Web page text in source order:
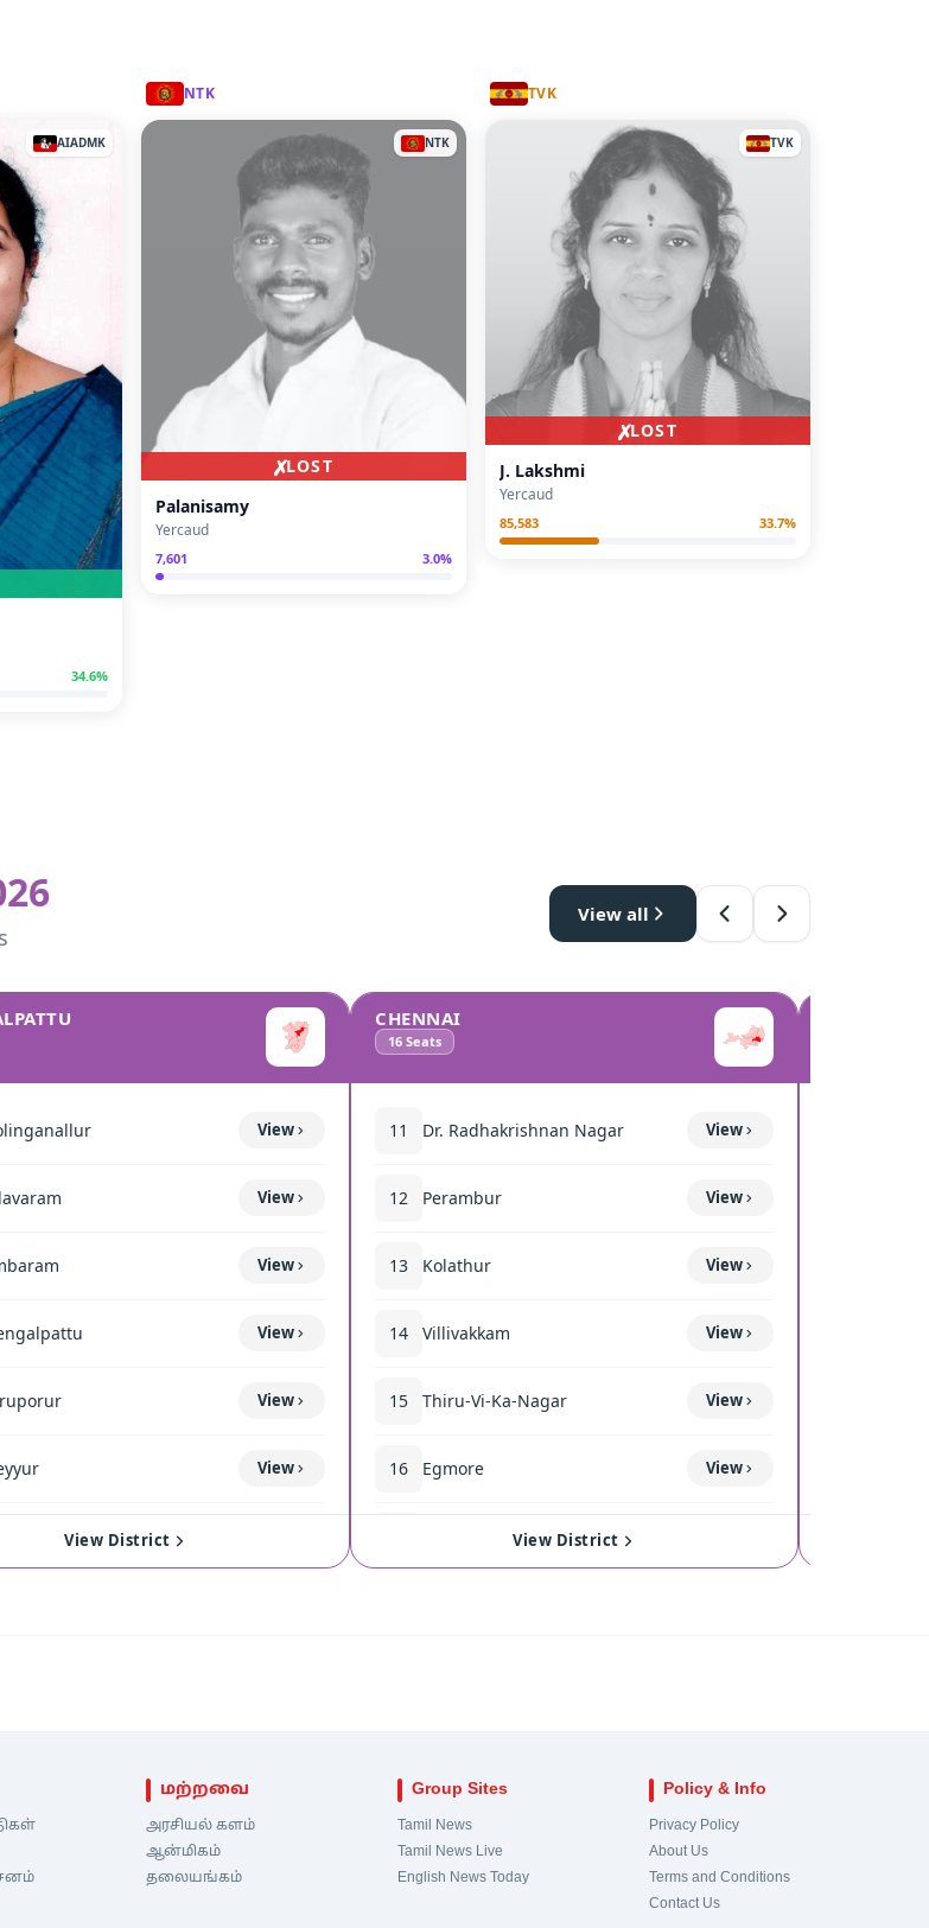
AIADMK
34.6%
NTK
✗LOST
NTK
Palanisamy
Yercaud
7,601 3.0%
TVK
✗LOST
TVK
J. Lakshmi
Yercaud
85,583 33.7%
View all
View
View
View
View
View
View
View District
CHENNAI
16 Seats
11 Dr. Radhakrishnan Nagar View
12 Perambur View
13 Kolathur View
14 Villivakkam View
15 Thiru-Vi-Ka-Nagar View
16 Egmore View
Royapuram
21
22 Virugampakkam View
View District
மற்றவை
அரசியல் களம்
ஆன்மிகம்
தலையங்கம்
Group Sites
Tamil News
Tamil News Live
English News Today
Policy & Info
Privacy Policy
About Us
Terms and Conditions
Contact Us